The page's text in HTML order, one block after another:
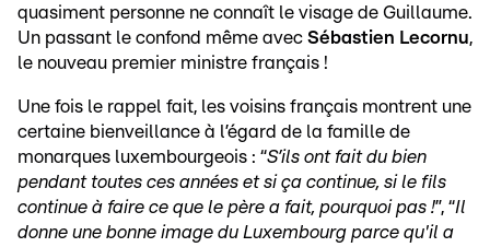
quasiment personne ne connaît le visage de Guillaume.
Un passant le confond même avec Sébastien Lecornu,
le nouveau premier ministre français !
Une fois le rappel fait, les voisins français montrent une
certaine bienveillance à l’égard de la famille de
monarques luxembourgeois : “S’ils ont fait du bien
pendant toutes ces années et si ça continue, si le fils
continue à faire ce que le père a fait, pourquoi pas !”, “Il
donne une bonne image du Luxembourg parce qu'il a